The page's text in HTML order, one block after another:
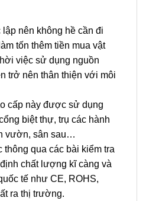
nên không hề cần đi
tốn thêm tiền mua vật
việc sử dụng nguồn
trở nên thân thiện với môi
cấp này được sử dụng
biệt thự, trụ các hành
vườn, sân sau…
qua các bài kiểm tra
chất lượng kĩ càng và
tế như CE, ROHS,
ra thị trường.